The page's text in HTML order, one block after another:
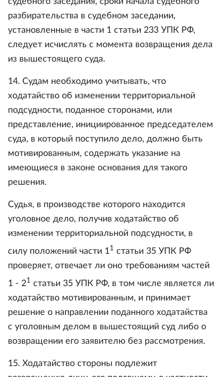
разбирательства в судебном заседании,
установленные в части 1 статьи 233 УПК РФ,
следует исчислять с момента возвращения дела
из вышестоящего суда.
14. Судам необходимо учитывать, что
ходатайство об изменении территориальной
подсудности, поданное сторонами, или
представление, инициированное председателем
суда, в который поступило дело, должно быть
мотивированным, содержать указание на
имеющиеся в законе основания для такого
решения.
Судья, в производстве которого находится
уголовное дело, получив ходатайство об
изменении территориальной подсудности, в
силу положений части 11 статьи 35 УПК РФ
проверяет, отвечает ли оно требованиям частей
1 - 21 статьи 35 УПК РФ, в том числе является ли
ходатайство мотивированным, и принимает
решение о направлении поданного ходатайства
с уголовным делом в вышестоящий суд либо о
возвращении его заявителю без рассмотрения.
15. Ходатайство стороны подлежит